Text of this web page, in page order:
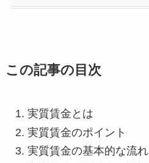
この記事の目次
実質賃金とは
実質賃金のポイント
実質賃金の基本的な流れ